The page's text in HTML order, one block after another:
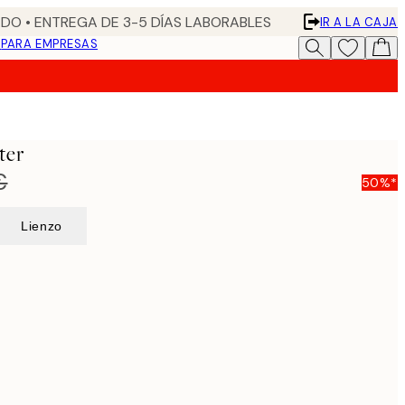
• ENTREGA DE 3-5 DÍAS LABORABLES
IR A LA CAJA
PARA EMPRESAS
50%*
Lienzo